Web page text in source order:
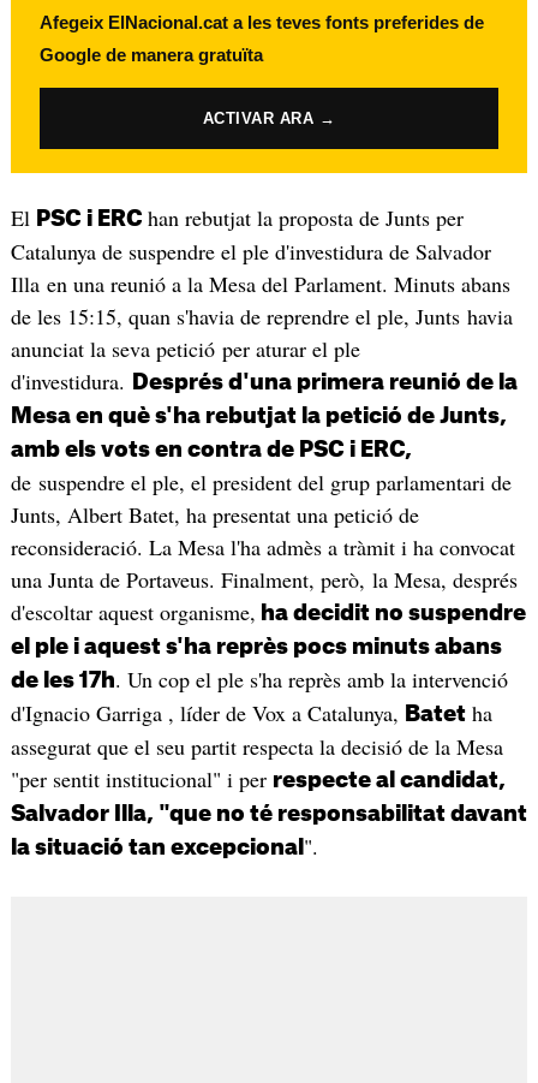
Afegeix ElNacional.cat a les teves fonts preferides de
Google de manera gratuïta
ACTIVAR ARA →
El PSC i ERC han rebutjat la proposta de Junts per
Catalunya de suspendre el ple d'investidura de Salvador
Illa en una reunió a la Mesa del Parlament. Minuts abans
de les 15:15, quan s'havia de reprendre el ple, Junts havia
anunciat la seva petició per aturar el ple
d'investidura.
Després d'una primera reunió de la
Mesa en què s'ha rebutjat la petició de Junts,
amb els vots en contra de PSC i ERC,
de suspendre el ple, el president del grup parlamentari de
Junts, Albert Batet, ha presentat una petició de
reconsideració. La Mesa l'ha admès a tràmit i ha convocat
una Junta de Portaveus. Finalment, però, la Mesa, després
d'escoltar aquest organisme, ha decidit no suspendre
el ple i aquest s'ha reprès pocs minuts abans
de les 17h. Un cop el ple s'ha reprès amb la intervenció
d'Ignacio Garriga , líder de Vox a Catalunya, Batetha
assegurat que el seu partit respecta la decisió de la Mesa
"per sentit institucional" i per respecte al candidat,
Salvador Illa, "que no té responsabilitat davant
la situació tan excepcional ".